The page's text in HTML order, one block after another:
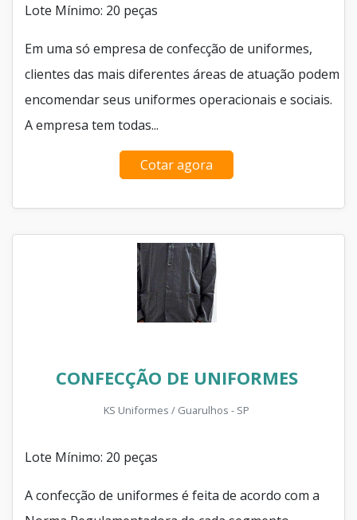
Lote Mínimo: 20 peças
Em uma só empresa de confecção de uniformes,
clientes das mais diferentes áreas de atuação podem
encomendar seus uniformes operacionais e sociais.
A empresa tem todas...
Cotar agora
CONFECÇÃO DE UNIFORMES
KS Uniformes / Guarulhos - SP
Lote Mínimo: 20 peças
A confecção de uniformes é feita de acordo com a